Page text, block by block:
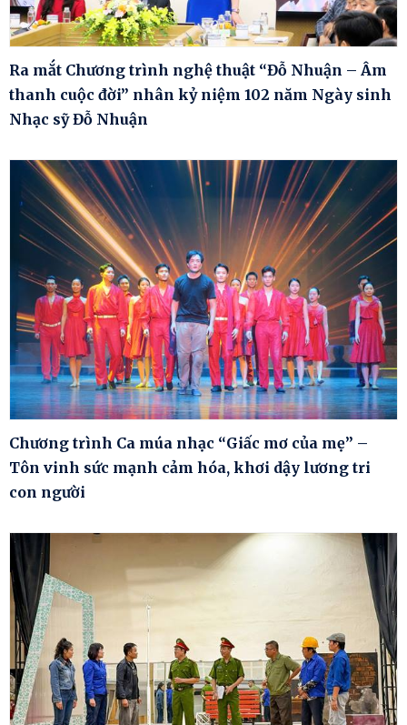
Ra mắt Chương trình nghệ thuật “Đỗ Nhuận – Âm
thanh cuộc đời” nhân kỷ niệm 102 năm Ngày sinh
Nhạc sỹ Đỗ Nhuận
Chương trình Ca múa nhạc “Giấc mơ của mẹ” –
Tôn vinh sức mạnh cảm hóa, khơi dậy lương tri
con người